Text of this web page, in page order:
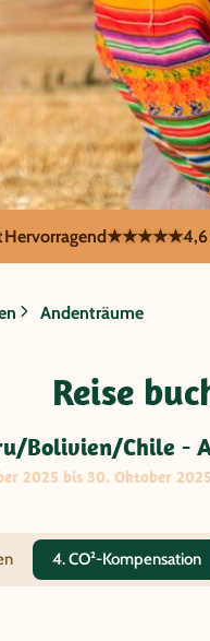
Hervorragend★★★★★
Andenträume
Reise
Bolivien/Chile -
2025 bis 30. Oktober
4. CO²-Kompensation